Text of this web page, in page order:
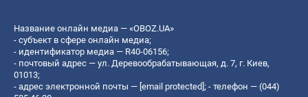
Название онлайн медиа — «OBOZ.UA»
- субъект в сфере онлайн медиа;
- идентификатор медиа — R40-06156;
- почтовый адрес — ул. Деревообрабатывающая, д. 7, г. Киев,
01013;
- адрес электронной почты — [email protected]; - телефон — (044)